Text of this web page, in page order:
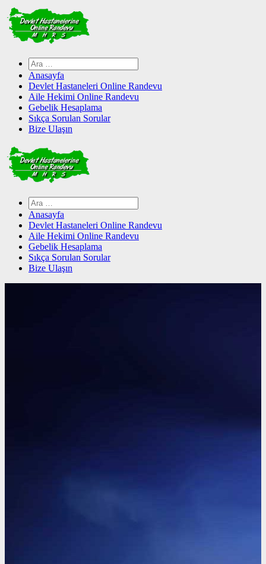
Skip
to
content
Arama:
Anasayfa
Devlet Hastaneleri Online Randevu
Aile Hekimi Online Randevu
Gebelik Hesaplama
Sıkça Sorulan Sorular
Bize Ulaşın
Arama:
Anasayfa
Devlet Hastaneleri Online Randevu
Aile Hekimi Online Randevu
Gebelik Hesaplama
Sıkça Sorulan Sorular
Bize Ulaşın